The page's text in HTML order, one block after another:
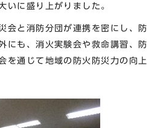
いに盛り上がりました。
会と消防分団が連携を密にし、防
にも、消火実験会や救命講習、防
を通じて地域の防火防災力の向上